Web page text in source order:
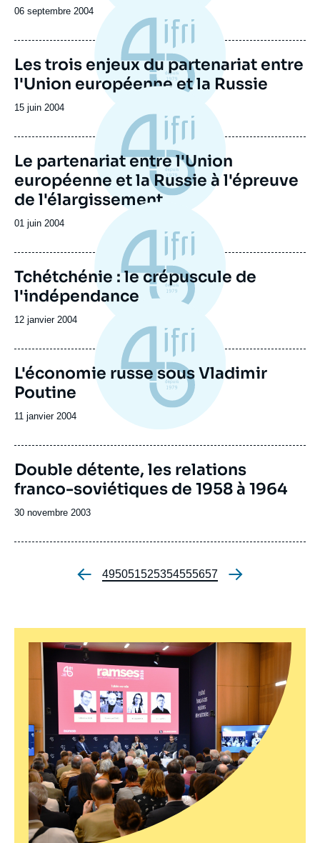
Date
publication
06 septembre 2004
Les trois enjeux du partenariat entre
l'Union européenne et la Russie
Date
publication
15 juin 2004
Le partenariat entre l'Union
européenne et la Russie à l'épreuve
de l'élargissement
Date
publication
01 juin 2004
Tchétchénie : le crépuscule de
l'indépendance
Date
publication
12 janvier 2004
L'économie russe sous Vladimir
Poutine
Date
publication
11 janvier 2004
Double détente, les relations
franco-soviétiques de 1958 à 1964
Date
publication
30 novembre 2003
Pagination
Page
49Page
50Page
51Page
52Page
53Page
54Page
55Page
56Page
57